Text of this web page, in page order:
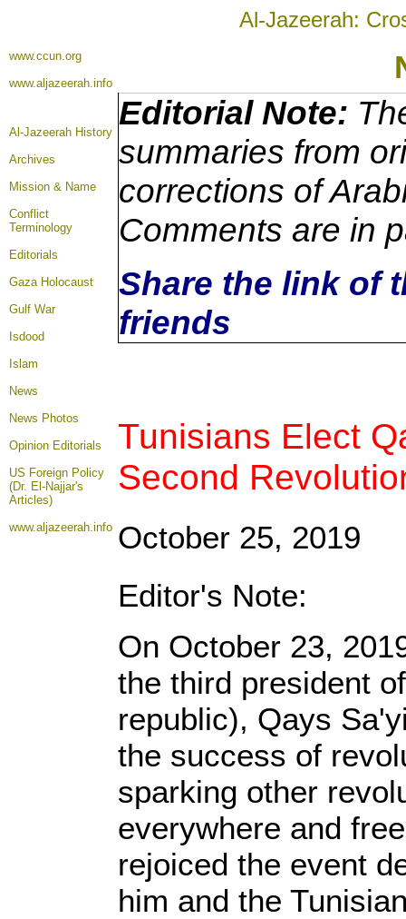
Al-Jazeerah:
www.ccun.org
www.aljazeerah.info
Al-Jazeerah History
Archives
Mission & Name
Conflict
Terminology
Editorials
Gaza Holocaust
Gulf War
Isdood
Islam
News
News Photos
Opinion Editorials
US Foreign Policy
(Dr. El-Najjar's
Articles)
www.aljazeerah.info
Editorial Note:
summaries from
corrections of
Comments are in
Share the link of
friends
Tunisians Elect
Second
October 25, 2019
Editor's Note:
On October 23,
the third president
republic), Qays
the success of
sparking other
everywhere and
rejoiced the event
him and the